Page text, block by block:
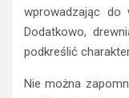
wprowadzając do
Dodatkowo,
podkreślić
Nie można